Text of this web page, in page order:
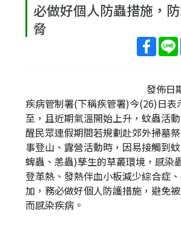
必做好個人防蟲措施，
脅
發佈日
疾病管制署(下稱疾管署)今(26)日表
至，且近期氣溫開始上升，蚊蟲活
醒民眾連假期間若規劃赴郊外掃墓
事登山、露營活動時，因易接觸到
蜱蟲、恙蟲)孳生的草叢環境，感染
登革熱、發熱伴血小板減少綜合症
加，務必做好個人防護措施，避免
而感染疾病。